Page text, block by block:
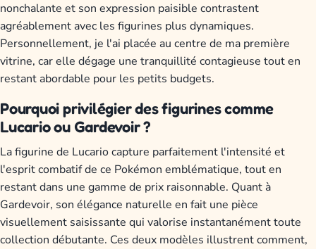
nonchalante et son expression paisible contrastent
agréablement avec les figurines plus dynamiques.
Personnellement, je l'ai placée au centre de ma première
vitrine, car elle dégage une tranquillité contagieuse tout en
restant abordable pour les petits budgets.
Pourquoi privilégier des figurines comme
Lucario ou Gardevoir ?
La figurine de Lucario capture parfaitement l'intensité et
l'esprit combatif de ce Pokémon emblématique, tout en
restant dans une gamme de prix raisonnable. Quant à
Gardevoir, son élégance naturelle en fait une pièce
visuellement saisissante qui valorise instantanément toute
collection débutante. Ces deux modèles illustrent comment,